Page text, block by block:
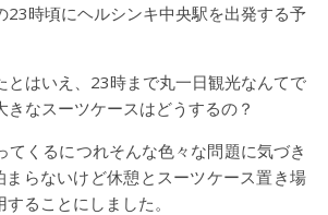
23時頃にヘルシンキ中央駅を出発する予
とはいえ、23時まで丸一日観光なんてで
きなスーツケースはどうするの？
てくるにつれそんな色々な問題に気づき
らないけど休憩とスーツケース置き場
ることにしました。